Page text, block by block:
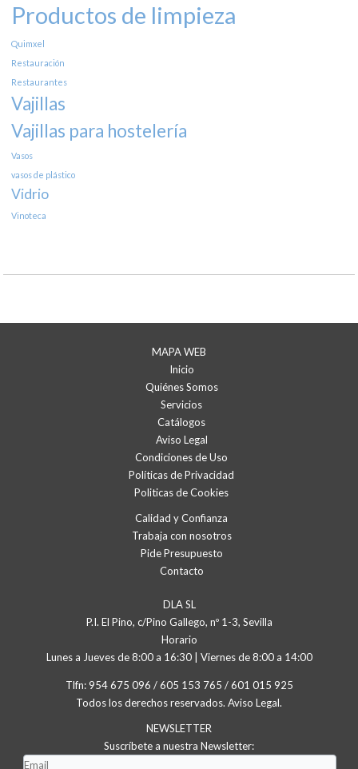
Productos de limpieza
Quimxel
Restauración
Restaurantes
Vajillas
Vajillas para hostelería
Vasos
vasos de plástico
Vidrio
Vinoteca
MAPA WEB
Inicio
Quiénes Somos
Servicios
Catálogos
Aviso Legal
Condiciones de Uso
Políticas de Privacidad
Politicas de Cookies
Calidad y Confianza
Trabaja con nosotros
Pide Presupuesto
Contacto
DLA SL
P.I. El Pino, c/Pino Gallego, nº 1-3, Sevilla
Horario
Lunes a Jueves de 8:00 a 16:30 | Viernes de 8:00 a 14:00
Tlfn: 954 675 096 /605 153 765 /601 015 925
Todos los derechos reservados. Aviso Legal.
NEWSLETTER
Suscríbete a nuestra Newsletter: